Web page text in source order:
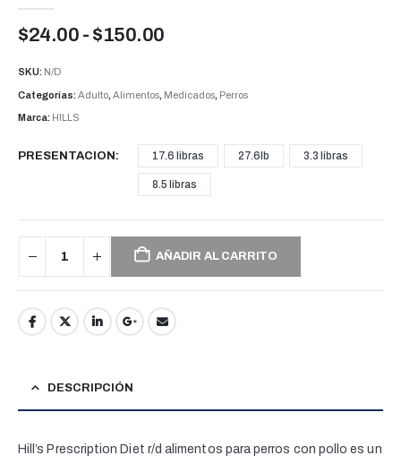
$24.00 - $150.00Rango
desde
$150.00
SKU: N/D
Categorías:Adulto, Alimentos, Medicados, Perros
Marca: HILLS
PRESENTACION 17.6 libras 27.6lb 3.3 libras
8.5 libras
AÑADIR AL CARRITO
DESCRIPCIÓN
Hill’s Prescription Diet r/d alimentos para perros con pollo es un